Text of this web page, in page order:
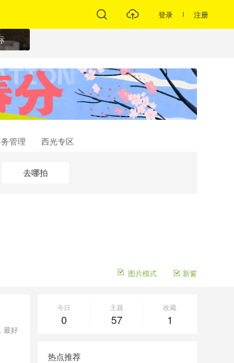
登录 注册
管理 西光专区
去哪拍
新窗
图片模式
最好
今日
0
主题
57
收藏
1
热点推荐